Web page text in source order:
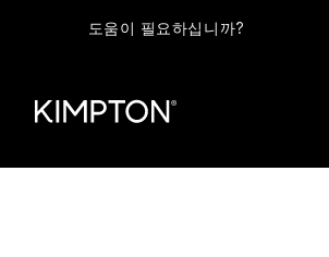
도움이 필요하십니까?